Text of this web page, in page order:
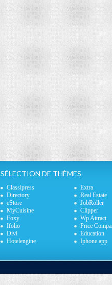
SÉLECTION DE THÈMES
Classipress
Extra
Directory
Real Estate
eStore
JobRoller
MyCuisine
Clipper
Foxy
Wp Attract
Ifolio
Price
Divi
Education
Hotelengine
Iphone app